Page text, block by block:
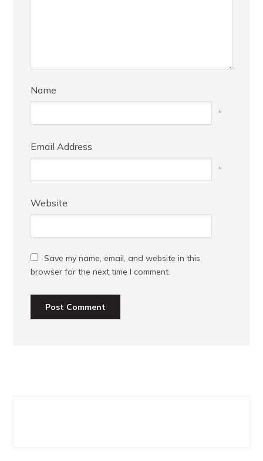
Name
*
Email Address
*
Website
Save my name, email, and website in this
browser for the next time I comment.